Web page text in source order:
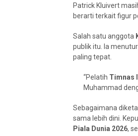
Patrick Kluivert
berarti terkait figur
Salah satu anggota
publik itu. Ia
paling tepat.
“Pelatih Timnas
Muhammad
Sebagaimana
sama lebih dini.
Piala Dunia 2026,